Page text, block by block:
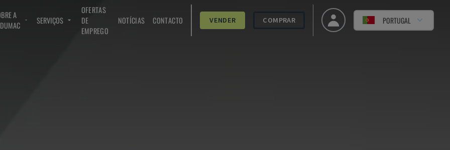
A
SERVIÇOS
OFERTAS
DE
EMPREGO
NOTÍCIAS CONTACTO VENDER COMPRAR PORTUGAL